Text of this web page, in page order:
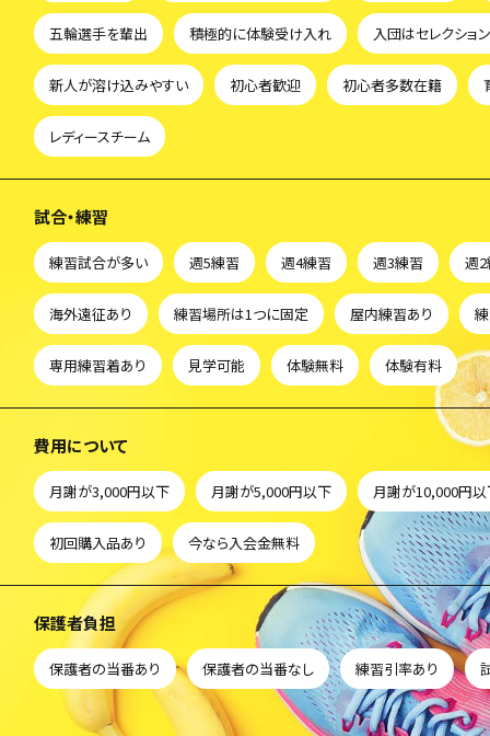
五輪選手を輩出 積極的に体験受け入れ 入団はセレクショ
新人が溶け込みやすい 初心者歓迎 初心者多数在籍
レディースチーム
試合・練習
練習試合が多い 週5練習 週4練習 週3練習 週
海外遠征あり 練習場所は1つに固定 屋内練習あり
専用練習着あり 見学可能 体験無料 体験有料
費用について
月謝が3,000円以下 月謝が5,000円以下 月謝が10,000円
初回購入品あり 今なら入会金無料
保護者負担
保護者の当番あり 保護者の当番なし 練習引率あり